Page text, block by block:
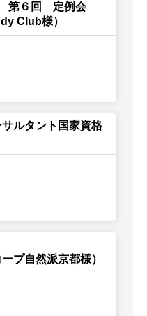
第６回 定例会
Club様）
ルタント国家資格
プ自然派京都様）